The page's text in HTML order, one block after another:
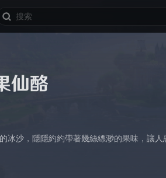
仙酪
冰沙，隱隱約約帶著幾絲縹渺的果味，讓